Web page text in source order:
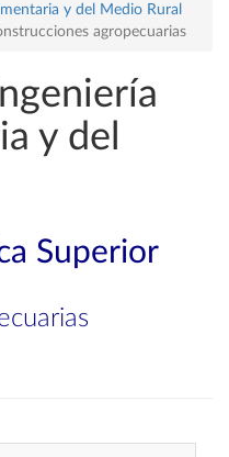
y del Medio Rural
agropecuarias
y del
Superior